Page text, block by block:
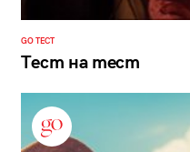
GO ТЕСТ
Тест на тест